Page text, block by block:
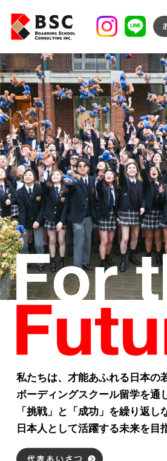
ボーディングス
サマースクールプ
BSC’s サポートボーディン
留学］
BSC’s サポート サマースク
［短期留学
イベント
お知らせ
留学先紹介
コンサルタン
合格実績
会社概要
お問い合わ
私たちは、才能あふれる日本の
ボーディングスクール留学を通
「挑戦」と「成功」を繰り返し
日本人として活躍する未来を目